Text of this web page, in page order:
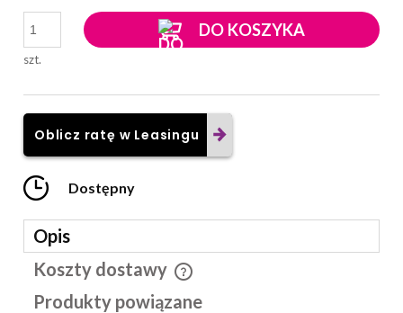
szt.
DO KOSZYKA
Oblicz ratę w Leasingu
Dostępny
Opis
Koszty dostawy
Cena nie zawiera ewentualnych kosztów płatności
Produkty powiązane